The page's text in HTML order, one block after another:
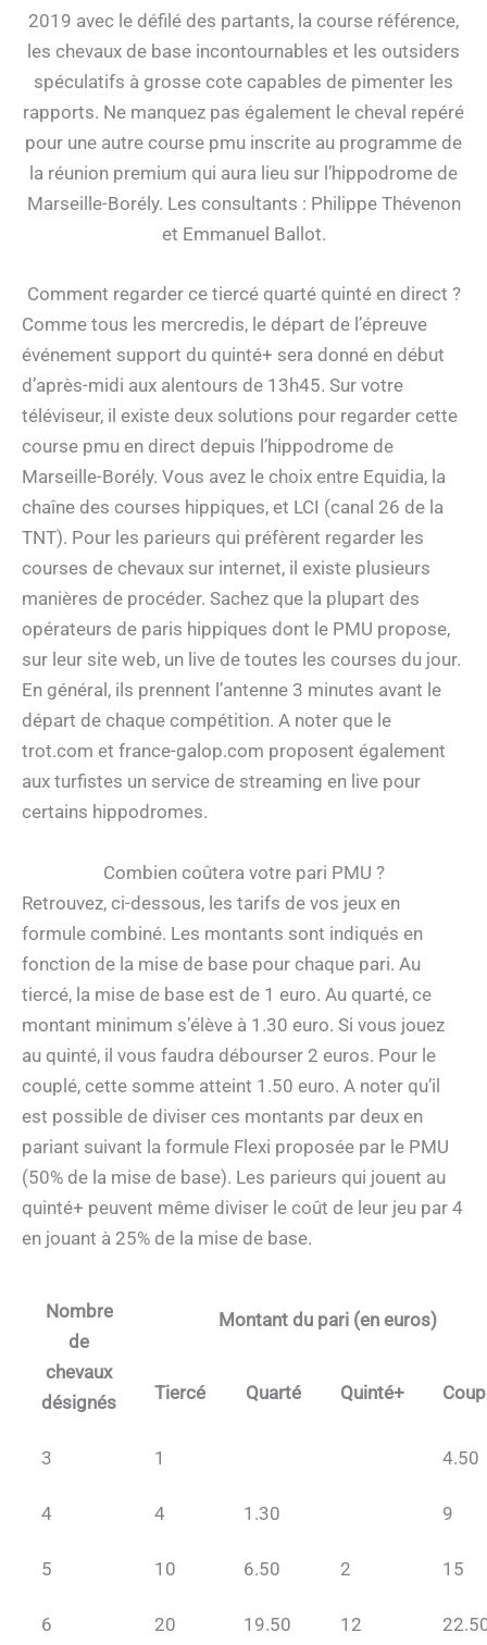
2019 avec le défilé des partants, la course référence,
les chevaux de base incontournables et les outsiders
spéculatifs à grosse cote capables de pimenter les
rapports. Ne manquez pas également le cheval repéré
pour une autre course pmu inscrite au programme de
la réunion premium qui aura lieu sur l’hippodrome de
Marseille-Borély. Les consultants : Philippe Thévenon
et Emmanuel Ballot.
Comment regarder ce tiercé quarté quinté en direct ?
Comme tous les mercredis, le départ de l’épreuve
événement support du quinté+ sera donné en début
d’après-midi aux alentours de 13h45. Sur votre
téléviseur, il existe deux solutions pour regarder cette
course pmu en direct depuis l’hippodrome de
Marseille-Borély. Vous avez le choix entre Equidia, la
chaîne des courses hippiques, et LCI (canal 26 de la
TNT). Pour les parieurs qui préfèrent regarder les
courses de chevaux sur internet, il existe plusieurs
manières de procéder. Sachez que la plupart des
opérateurs de paris hippiques dont le PMU propose,
sur leur site web, un live de toutes les courses du jour.
En général, ils prennent l’antenne 3 minutes avant le
départ de chaque compétition. A noter que le
trot.com et france-galop.com proposent également
aux turfistes un service de streaming en live pour
certains hippodromes.
Combien coûtera votre pari PMU ?
Retrouvez, ci-dessous, les tarifs de vos jeux en
formule combiné. Les montants sont indiqués en
fonction de la mise de base pour chaque pari. Au
tiercé, la mise de base est de 1 euro. Au quarté, ce
montant minimum s’élève à 1.30 euro. Si vous jouez
au quinté, il vous faudra débourser 2 euros. Pour le
couplé, cette somme atteint 1.50 euro. A noter qu’il
est possible de diviser ces montants par deux en
pariant suivant la formule Flexi proposée par le PMU
(50% de la mise de base). Les parieurs qui jouent au
quinté+ peuvent même diviser le coût de leur jeu par 4
en jouant à 25% de la mise de base.
Nombre
de
chevaux
désignés
Montant du pari (en euros)
Tiercé Quarté Quinté+
3 1 4.50
4 4 1.30 9
5 10 6.50 2 15
6 20 19.50 12